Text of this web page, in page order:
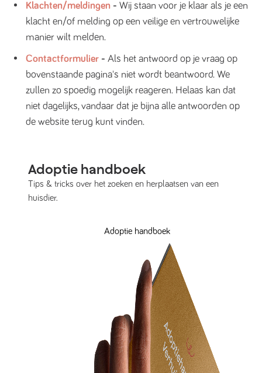
Klachten/meldingen - Wij staan voor je klaar als je een
klacht en/of melding op een veilige en vertrouwelijke
manier wilt melden.
Contactformulier - Als het antwoord op je vraag op
bovenstaande pagina's niet wordt beantwoord. We
zullen zo spoedig mogelijk reageren. Helaas kan dat
niet dagelijks, vandaar dat je bijna alle antwoorden op
de website terug kunt vinden.
Adoptie handboek
Tips & tricks over het zoeken en herplaatsen van een
huisdier.
Adoptie handboek